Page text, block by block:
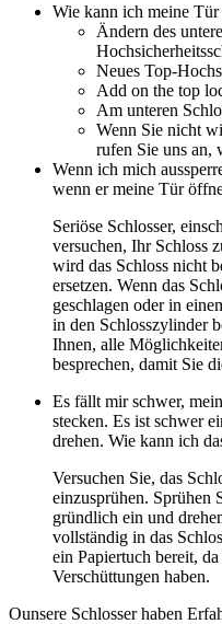
Wie kann ich meine Tür
Ändern des
Neues Top-
Add on the top
Am unteren
Wenn Sie nicht
rufen Sie uns an,
Wenn ich mich
wenn er meine Tür
Seriöse Schlosser,
versuchen, Ihr Schloss
wird das Schloss nicht
ersetzen. Wenn das
geschlagen oder in
in den Schlosszylinder
Ihnen, alle
besprechen, damit Sie
Es fällt mir schwer,
stecken. Es ist schwer
drehen. Wie kann ich
Versuchen Sie, das
einzusprühen. Sprühen
gründlich ein und
vollständig in das
ein Papiertuch bereit,
Verschüttungen haben.
Ounsere Schlosser haben